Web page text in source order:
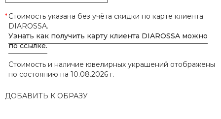
*Стоимость указана без учёта скидки по карте клиента
DIAROSSA.
Узнать как получить карту клиента DIAROSSA можно
по ссылке.
Стоимость и наличие ювелирных украшений отображены
по состоянию на 10.08.2026 г.
ДОБАВИТЬ К ОБРАЗУ